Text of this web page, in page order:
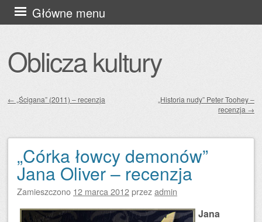
Oblicza kultury
Główne menu
Przejdź
do
← „Ścigana” (2011) – recenzja
„Historia nudy” Peter Toohey –
recenzja →
„Córka łowcy demonów”
Jana Oliver – recenzja
Zamieszczono 12 marca 2012przezadmin
Jana